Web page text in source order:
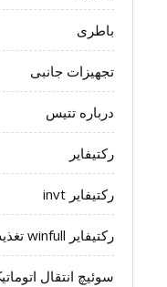
باطری
تجهیزات جانبی
درباره تتیس
رکتیفایر
رکتیفایر invt
رکتیفایر winfull تغذیه سوئیچینگ مخابراتی
سوئیچ انتقال